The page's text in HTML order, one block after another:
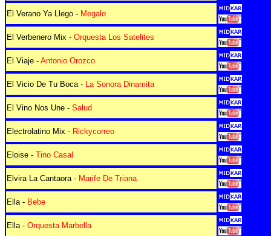
El Verano Ya Llego - Megalo
El Verbenero Mix - Orquesta Los Satelites
El Viaje - Antonio Orozco
El Vicio De Tu Boca - La Sonora Dinamita
El Vino Nos Une - Salud
Electrolatino Mix - Rickycorreo
Eloise - Tino Casal
Elvira La Cantaora - Marife De Triana
Ella - Bebe
Ella - Orquesta Marbella